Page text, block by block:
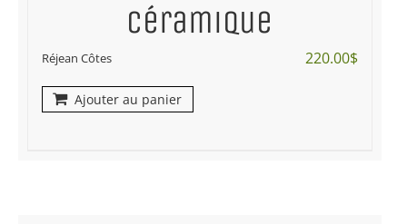
céramique
Réjean Côtes 220.00$
Ajouter au panier